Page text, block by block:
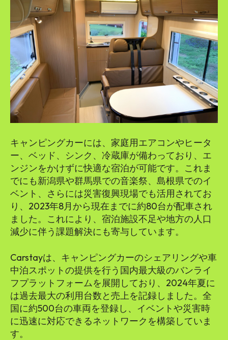
キャンピングカーには、家庭用エアコンやヒータ
ー、ベッド、シンク、冷蔵庫が備わっており、エ
ンジンをかけずに快適な宿泊が可能です。これま
でにも新潟県や群馬県での音楽祭、島根県でのイ
ベント、さらには災害復興現場でも活用されてお
り、2023年8月から現在までに約80台が配車され
ました。これにより、宿泊施設不足や地方の人口
減少に伴う課題解決にも寄与しています。
Carstayは、キャンピングカーのシェアリングや車
中泊スポットの提供を行う国内最大級のバンライ
フプラットフォームを展開しており、2024年夏に
は過去最大の利用台数と売上を記録しました。全
国に約500台の車両を登録し、イベントや災害時
に迅速に対応できるネットワークを構築していま
す。